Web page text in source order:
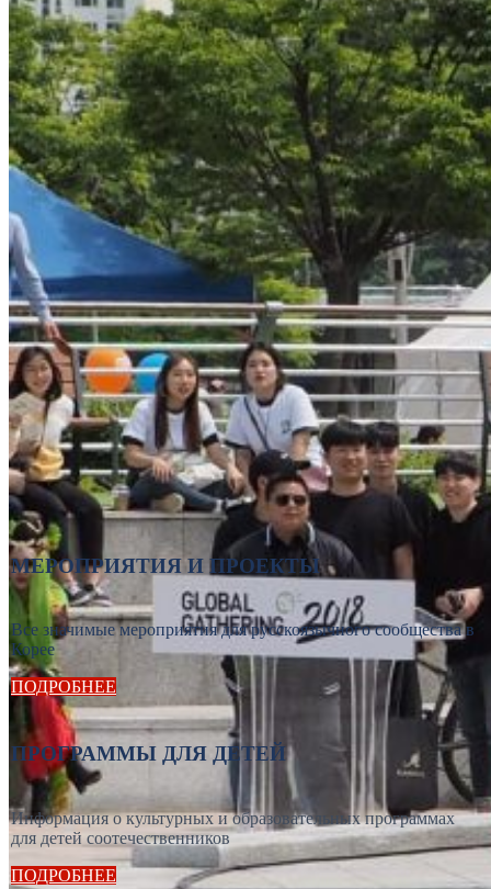
МЕРОПРИЯТИЯ И ПРОЕКТЫ
Все значимые мероприятия для русскоязычного сообщества в
Корее
ПОДРОБНЕЕ
ПРОГРАММЫ ДЛЯ ДЕТЕЙ
Информация о культурных и образовательных программах
для детей соотечественников
ПОДРОБНЕЕ